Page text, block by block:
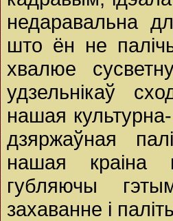
недаравальна
што ён не
хвалюе
удзельнікаў
нашая
дзяржаўная
нашая краіна
губляючы
захаванне і